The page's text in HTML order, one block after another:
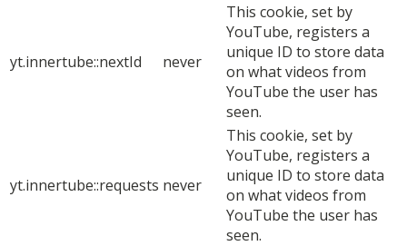
yt.innertube::nextId never
This cookie, set by
YouTube, registers a
unique ID to store data
on what videos from
YouTube the user has
seen.
yt.innertube::requests never
This cookie, set by
YouTube, registers a
unique ID to store data
on what videos from
YouTube the user has
seen.